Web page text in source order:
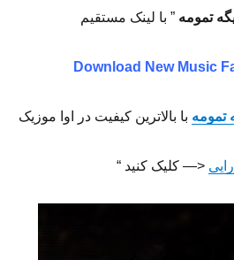
تمومه ” با لینک مستقیم
Download New Music
تمومه با بالاترین کیفیت در اوا موزیک
<— کلیک کنید “